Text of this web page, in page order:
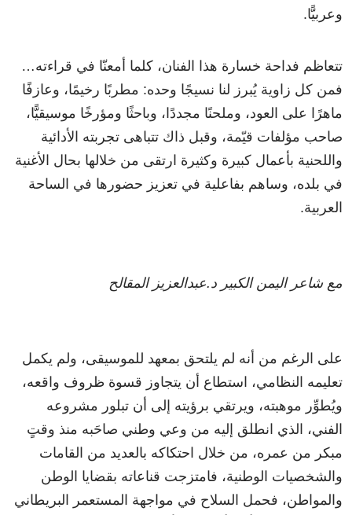
وعربيًّا.
تتعاظم فداحة خسارة هذا الفنان، كلما أمعنّا في قراءته…
فمن كل زاوية يُبرز لنا نسيجًا وحده: مطربًا رخيمًا، وعازفًا
ماهرًا على العود، وملحنًا مجددًا، وباحثًا ومؤرخًا موسيقيًّا،
صاحب مؤلفات قيّمة، وقبل ذاك تتباهى تجربته الأدائية
واللحنية بأعمال كبيرة وكثيرة ارتقى من خلالها بحال الأغنية
في بلده، وساهم بفاعلية في تعزيز حضورها في الساحة
العربية.
مع شاعر اليمن الكبير د.عبدالعزيز المقالح
على الرغم من أنه لم يلتحق بمعهد للموسيقى، ولم يكمل
تعليمه النظامي، استطاع أن يتجاوز قسوة ظروف واقعه،
ويُطوِّر موهبته، ويرتقي برؤيته إلى أن تبلور مشروعه
الفني، الذي انطلق إليه من وعي وطني صاحَبه منذ وقتٍ
مبكر من عمره، من خلال احتكاكه بالعديد من القامات
والشخصيات الوطنية، فامتزجت قناعاته بقضايا الوطن
والمواطن، فحمل السلاح في مواجهة المستعمر البريطاني